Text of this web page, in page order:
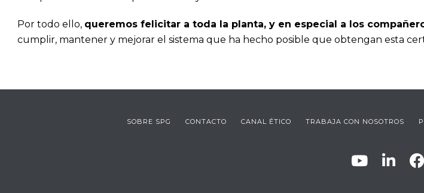
Por todo ello, queremos felicitar a toda la planta, y en especial a los
cumplir, mantener y mejorar el sistema que ha hecho posible que obtengan esta
SOBRE SPG CONTACTO CANAL ÉTICO TRABAJA CON NOSOTROS